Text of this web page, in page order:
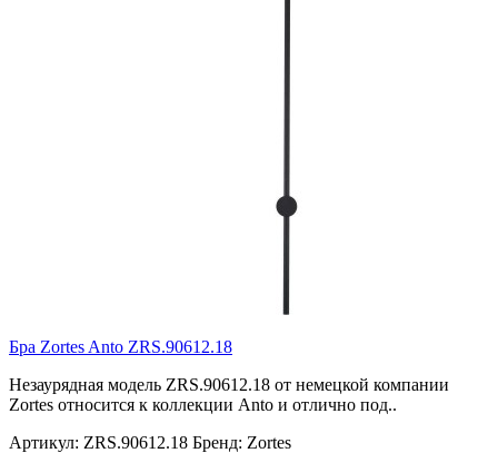
Бра Zortes Anto ZRS.90612.18
Незаурядная модель ZRS.90612.18 от немецкой компании
Zortes относится к коллекции Anto и отлично под..
Артикул: ZRS.90612.18 Бренд: Zortes